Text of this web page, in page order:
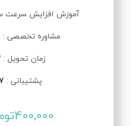
آموزش افزایش
مشاوره تخصصی :
زمان تحویل :
پشتیبانی :
400,000